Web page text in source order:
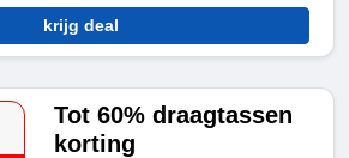
krijg deal
Tot 60% draagtassen
korting